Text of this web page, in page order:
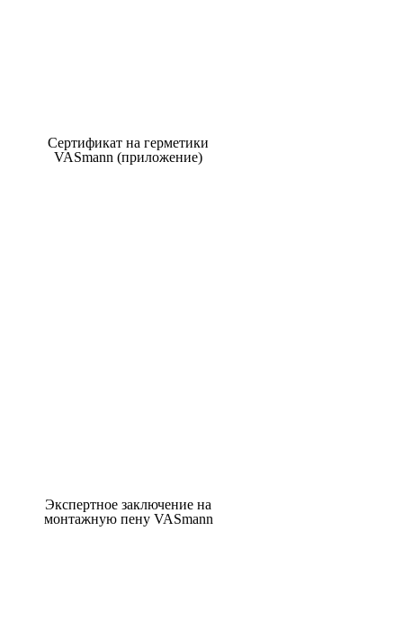
Сертификат на герметики
VASmann (приложение)
Экспертное заключение на
монтажную пену VASmann